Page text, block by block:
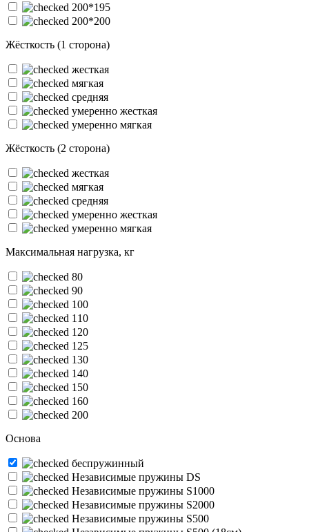
200*195
200*200
Жёсткость (1 сторона)
жесткая
мягкая
средняя
умеренно жесткая
умеренно мягкая
Жёсткость (2 сторона)
жесткая
мягкая
средняя
умеренно жесткая
умеренно мягкая
Максимальная нагрузка, кг
80
90
100
110
120
125
130
140
150
160
200
Основа
беспружинный
Независимые пружины DS
Независимые пружины S1000
Независимые пружины S2000
Независимые пружины S500